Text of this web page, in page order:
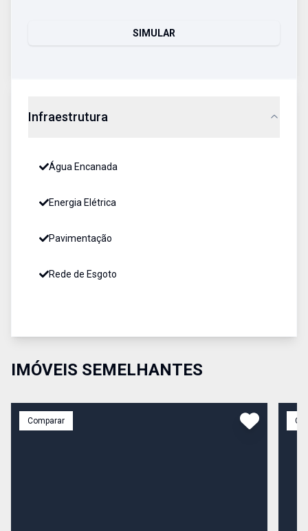
SIMULAR
Infraestrutura
Água Encanada
Energia Elétrica
Pavimentação
Rede de Esgoto
IMÓVEIS SEMELHANTES
Comparar